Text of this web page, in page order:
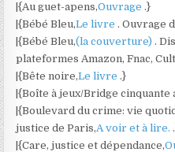
|{Au guet-apens,Ouvrage.}
|{Bébé Bleu,Le livre. Ouvrage
|{Bébé Bleu,(la couverture).
plateformes Amazon, Fnac,
|{Bête noire,Le livre.}
|{Boîte à jeux/Bridge cinquante
|{Boulevard du crime: vie
justice de Paris,A voir et à lire.
|{Care, justice et dépendance,